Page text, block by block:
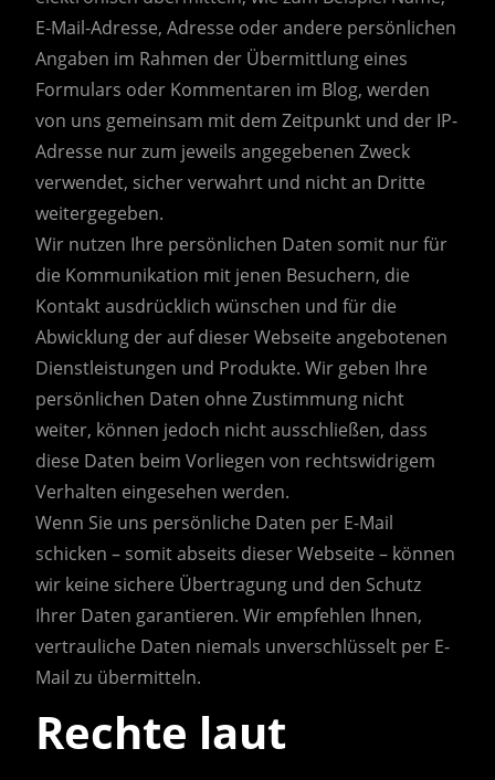
E-Mail-Adresse, Adresse oder andere persönlichen
Angaben im Rahmen der Übermittlung eines
Formulars oder Kommentaren im Blog, werden
von uns gemeinsam mit dem Zeitpunkt und der IP-
Adresse nur zum jeweils angegebenen Zweck
verwendet, sicher verwahrt und nicht an Dritte
weitergegeben.
Wir nutzen Ihre persönlichen Daten somit nur für
die Kommunikation mit jenen Besuchern, die
Kontakt ausdrücklich wünschen und für die
Abwicklung der auf dieser Webseite angebotenen
Dienstleistungen und Produkte. Wir geben Ihre
persönlichen Daten ohne Zustimmung nicht
weiter, können jedoch nicht ausschließen, dass
diese Daten beim Vorliegen von rechtswidrigem
Verhalten eingesehen werden.
Wenn Sie uns persönliche Daten per E-Mail
schicken – somit abseits dieser Webseite – können
wir keine sichere Übertragung und den Schutz
Ihrer Daten garantieren. Wir empfehlen Ihnen,
vertrauliche Daten niemals unverschlüsselt per E-
Mail zu übermitteln.
Rechte laut